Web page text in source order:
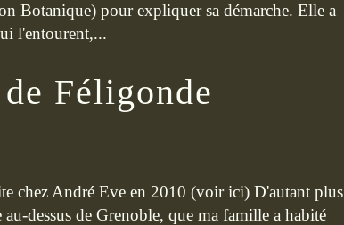
Botanique) pour expliquer sa démarche. Elle a
l'entourent,...
Féligonde
chez André Eve en 2010 (voir ici) D'autant plus
dessus de Grenoble, que ma famille a habité